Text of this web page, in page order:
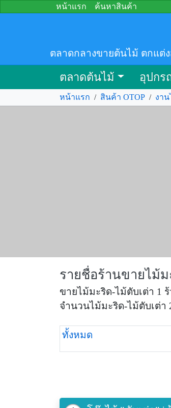
หน้าแรก ค้นหาสินค้า
ตลาดกลางขายต้นไม้ ตกแต่
ตลาดต้นไม้ อุปกร
หน้าแรก / สินค้า OTOP / งาน
รายชื่อร้านขายไม้
ขายไม้มะริด-ไม้ตับเต่า 1
จำนวนไม้มะริด-ไม้ตับเต่า
ทั้งหมด